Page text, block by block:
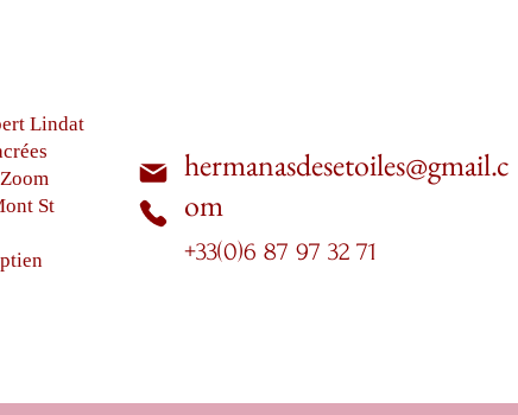
Lindat
St
hermanasdesetoiles@gmail.c
om
+33(0)6 87 97 32 71